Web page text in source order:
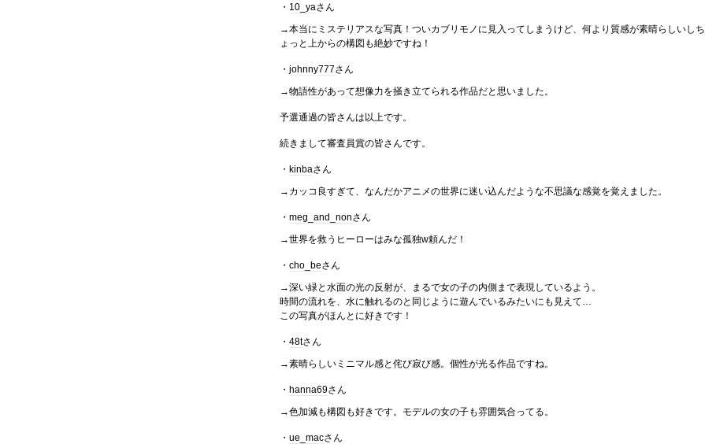
・ 10_yaさん
→本当にミステリアスな写真！ついカブリモノに見入ってしまうけど、何より質感が素晴らしいしち
ょっと上からの構図も絶妙ですね！
・ johnny777さん
→物語性があって想像力を掻き立てられる作品だと思いました。
予選通過の皆さんは以上です。
続きまして審査員賞の皆さんです。
・ kinbaさん
→カッコ良すぎて、なんだかアニメの世界に迷い込んだような不思議な感覚を覚えました。
・ meg_and_nonさん
→世界を救うヒーローはみな孤独w頼んだ！
・ cho_beさん
→深い緑と水面の光の反射が、まるで女の子の内側まで表現しているよう。
時間の流れを、水に触れるのと同じように遊んでいるみたいにも見えて…
この写真がほんとに好きです！
・ 48tさん
→素晴らしいミニマル感と侘び寂び感。個性が光る作品ですね。
・ hanna69さん
→色加減も構図も好きです。モデルの女の子も雰囲気合ってる。
・ ue_macさん